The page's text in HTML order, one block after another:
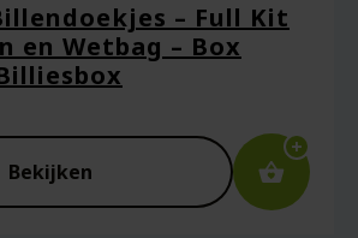
– Full Kit
en Wetbag – Box
Bekijken